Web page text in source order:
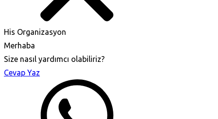
His Organizasyon
Merhaba
Size nasıl yardımcı olabiliriz?
Cevap Yaz